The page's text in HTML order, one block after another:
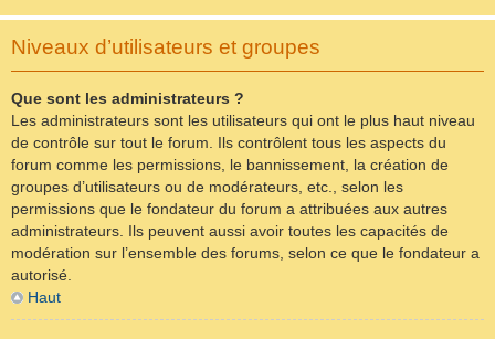
Niveaux d’utilisateurs et groupes
Que sont les administrateurs ?
Les administrateurs sont les utilisateurs qui ont le plus haut niveau
de contrôle sur tout le forum. Ils contrôlent tous les aspects du
forum comme les permissions, le bannissement, la création de
groupes d’utilisateurs ou de modérateurs, etc., selon les
permissions que le fondateur du forum a attribuées aux autres
administrateurs. Ils peuvent aussi avoir toutes les capacités de
modération sur l’ensemble des forums, selon ce que le fondateur a
autorisé.
Haut